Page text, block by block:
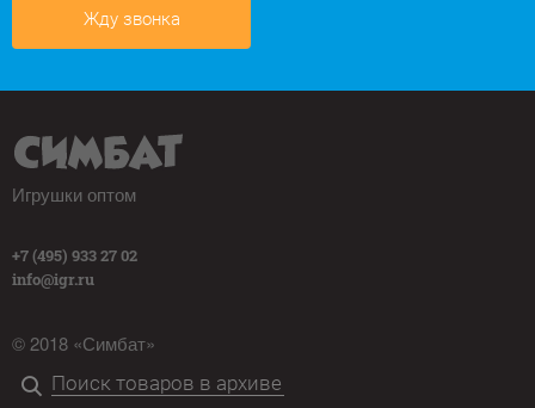
Жду звонка
Игрушки оптом
+7 (495) 933 27 02
info@igr.ru
© 2018 «Симбат»